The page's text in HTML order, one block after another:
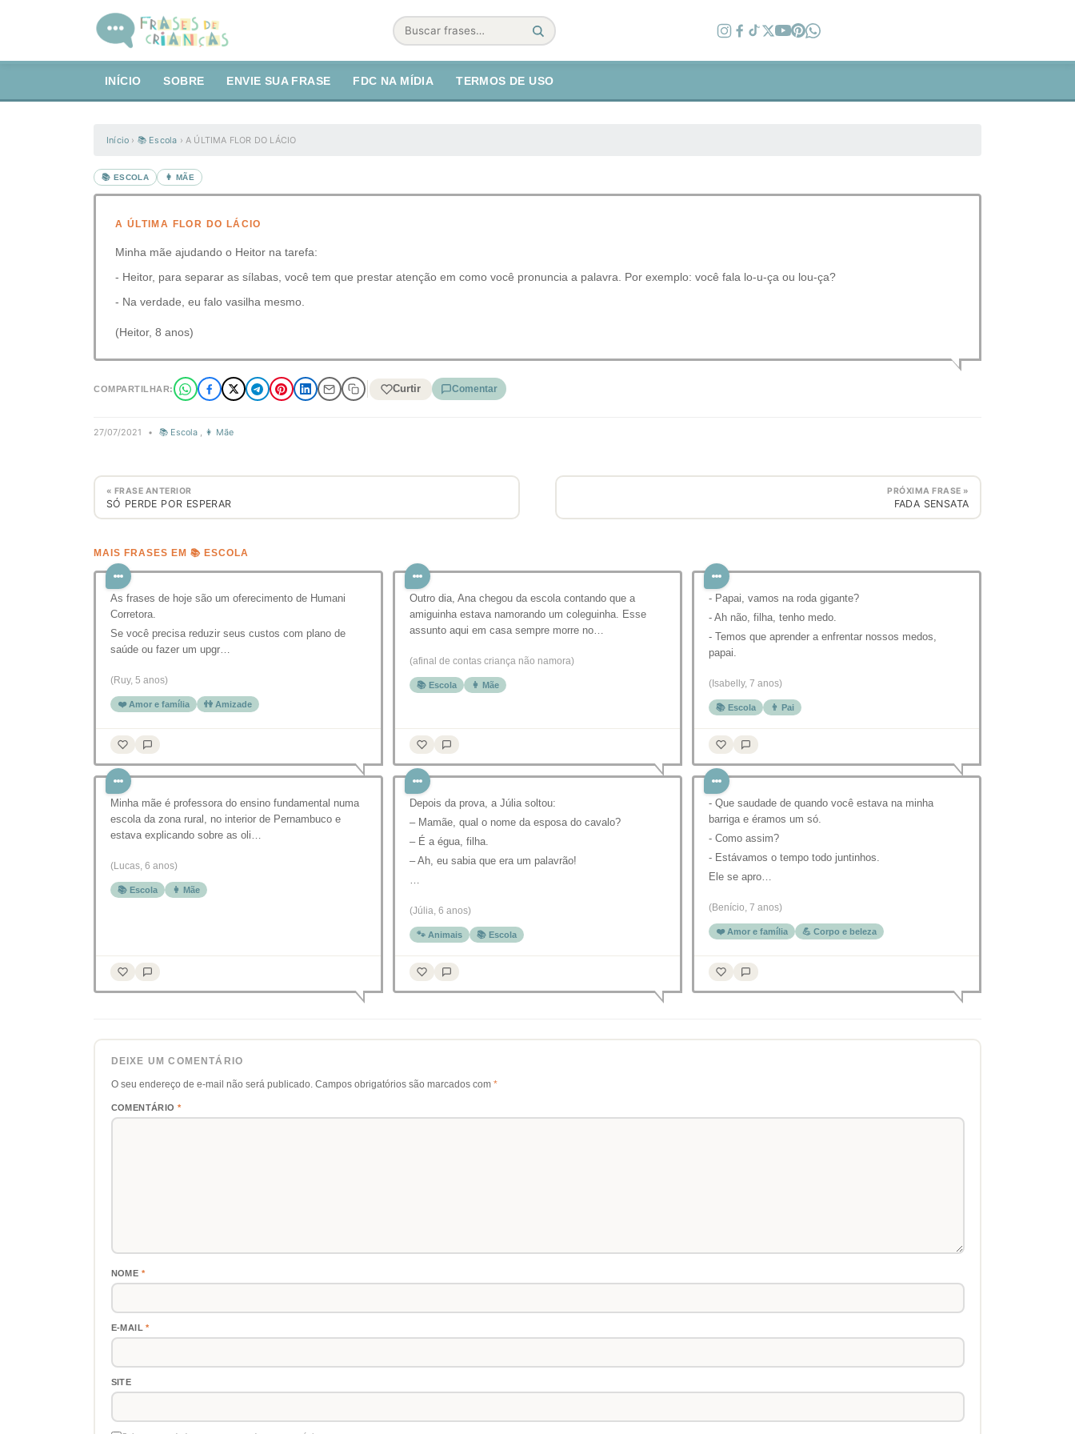
Buscar
INÍCIO SOBRE ENVIE SUA FRASE FDC NA MÍDIA TERMOS DE USO
Início › 📚 Escola ›A ÚLTIMA FLOR DO LÁCIO
📚 ESCOLA 👩 MÃE
A ÚLTIMA FLOR DO LÁCIO
Minha mãe ajudando o Heitor na tarefa:
- Heitor, para separar as sílabas, você tem que prestar atenção em como você pronuncia a palavra. Por exemplo: você fala lo-u-ça ou lou-ça?
- Na verdade, eu falo vasilha mesmo.
(Heitor, 8 anos)
COMPARTILHAR: Curtir Comentar
27/07/2021 • 📚 Escola , 👩 Mãe
« FRASE ANTERIOR
SÓ PERDE POR ESPERAR
PRÓXIMA FRASE »
FADA SENSATA
MAIS FRASES EM 📚 ESCOLA
As frases de hoje são um oferecimento de Humani
Corretora.
Se você precisa reduzir seus custos com plano de
saúde ou fazer um upgr…
(Ruy, 5 anos)
❤️ Amor e família 👫 Amizade
Outro dia, Ana chegou da escola contando que a
amiguinha estava namorando um coleguinha. Esse
assunto aqui em casa sempre morre no…
(afinal de contas criança não namora)
📚 Escola 👩 Mãe
- Papai, vamos na roda gigante?
- Ah não, filha, tenho medo.
- Temos que aprender a enfrentar nossos medos,
papai.
(Isabelly, 7 anos)
📚 Escola 👨 Pai
Minha mãe é professora do ensino fundamental numa
escola da zona rural, no interior de Pernambuco e
estava explicando sobre as oli…
(Lucas, 6 anos)
📚 Escola 👩 Mãe
Depois da prova, a Júlia soltou:
– Mamãe, qual o nome da esposa do cavalo?
– É a égua, filha.
– Ah, eu sabia que era um palavrão!
…
(Júlia, 6 anos)
🐾 Animais 📚 Escola
- Que saudade de quando você estava na minha
barriga e éramos um só.
- Como assim?
- Estávamos o tempo todo juntinhos.
Ele se apro…
(Benício, 7 anos)
❤️ Amor e família 💪 Corpo e beleza
DEIXE UM COMENTÁRIO
O seu endereço de e-mail não será publicado. Campos obrigatórios são marcados com *
COMENTÁRIO *
NOME *
E-MAIL*
SITE